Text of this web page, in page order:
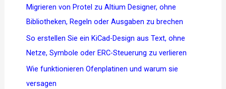
Migrieren von Protel zu Altium Designer, ohne
Bibliotheken, Regeln oder Ausgaben zu brechen
So erstellen Sie ein KiCad-Design aus Text, ohne
Netze, Symbole oder ERC-Steuerung zu verlieren
Wie funktionieren Ofenplatinen und warum sie
versagen